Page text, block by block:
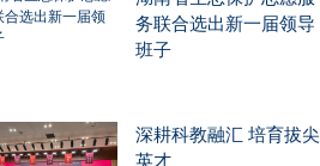
务联合选出新一届领导
班子
深耕科教融汇 培育拔尖
英才